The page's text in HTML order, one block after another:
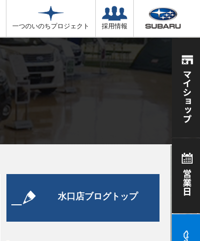
一つのいのちプロジェクト 採用情報
水口店ブログトップ